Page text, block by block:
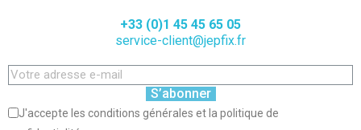
+33 (0)1 45 45 65 05
service-client@jepfix.fr
S’abonner
J'accepte les conditions générales et la politique de